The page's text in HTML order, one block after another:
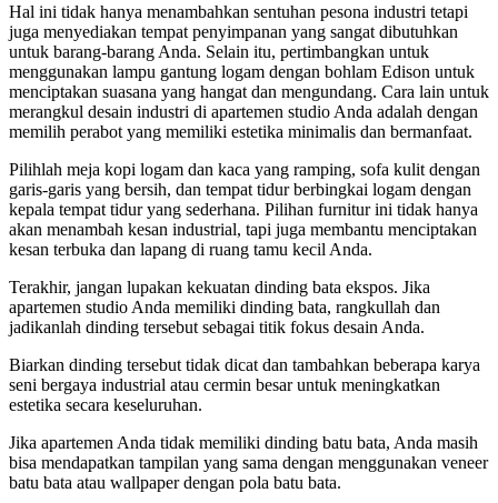
Hal ini tidak hanya menambahkan sentuhan pesona industri tetapi
juga menyediakan tempat penyimpanan yang sangat dibutuhkan
untuk barang-barang Anda. Selain itu, pertimbangkan untuk
menggunakan lampu gantung logam dengan bohlam Edison untuk
menciptakan suasana yang hangat dan mengundang. Cara lain untuk
merangkul desain industri di apartemen studio Anda adalah dengan
memilih perabot yang memiliki estetika minimalis dan bermanfaat.
Pilihlah meja kopi logam dan kaca yang ramping, sofa kulit dengan
garis-garis yang bersih, dan tempat tidur berbingkai logam dengan
kepala tempat tidur yang sederhana. Pilihan furnitur ini tidak hanya
akan menambah kesan industrial, tapi juga membantu menciptakan
kesan terbuka dan lapang di ruang tamu kecil Anda.
Terakhir, jangan lupakan kekuatan dinding bata ekspos. Jika
apartemen studio Anda memiliki dinding bata, rangkullah dan
jadikanlah dinding tersebut sebagai titik fokus desain Anda.
Biarkan dinding tersebut tidak dicat dan tambahkan beberapa karya
seni bergaya industrial atau cermin besar untuk meningkatkan
estetika secara keseluruhan.
Jika apartemen Anda tidak memiliki dinding batu bata, Anda masih
bisa mendapatkan tampilan yang sama dengan menggunakan veneer
batu bata atau wallpaper dengan pola batu bata.